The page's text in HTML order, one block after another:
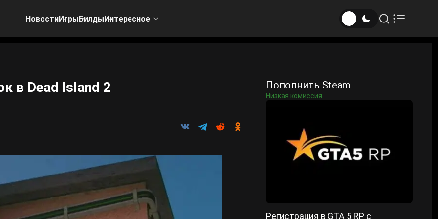
НовостиИгрыБилдыИнтересное
в Dead Island 2 Пополнить Steam
Низкая комиссия
Регистрация в GTA 5 RP с